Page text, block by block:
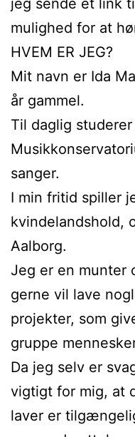
mulighed for at
HVEM ER JEG?
Mit navn er Ida
år gammel.
Til daglig
sanger.
I min fritid spiller
kvindelandshold,
Aalborg.
Jeg er en munter
gerne vil lave
projekter, som
gruppe
Da jeg selv er
vigtigt for mig, at
laver er